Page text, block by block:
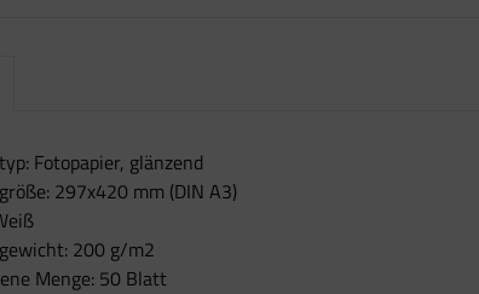
Fotopapier, glänzend
297x420 mm (DIN A3)
200 g/m2
Menge: 50 Blatt